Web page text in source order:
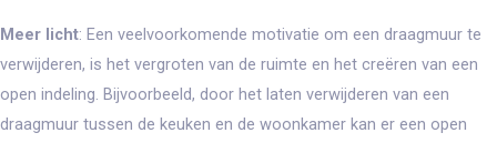
Meer licht: Een veelvoorkomende motivatie om een draagmuur te
verwijderen, is het vergroten van de ruimte en het creëren van een
open indeling. Bijvoorbeeld, door het laten verwijderen van een
draagmuur tussen de keuken en de woonkamer kan er een open